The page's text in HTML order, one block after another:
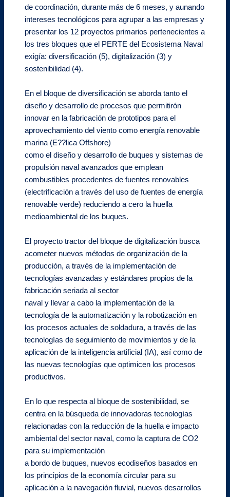
de coordinación, durante más de 6 meses, y aunando
intereses tecnológicos para agrupar a las empresas y
presentar los 12 proyectos primarios pertenecientes a
los tres bloques que el PERTE del Ecosistema Naval
exigía: diversificación (5), digitalización (3) y
sostenibilidad (4).
En el bloque de diversificación se aborda tanto el
diseño y desarrollo de procesos que permitirón
innovar en la fabricación de prototipos para el
aprovechamiento del viento como energía renovable
marina (E??lica Offshore)
como el diseño y desarrollo de buques y sistemas de
propulsión naval avanzados que emplean
combustibles procedentes de fuentes renovables
(electrificación a través del uso de fuentes de energía
renovable verde) reduciendo a cero la huella
medioambiental de los buques.
El proyecto tractor del bloque de digitalización busca
acometer nuevos métodos de organización de la
producción, a través de la implementación de
tecnologías avanzadas y estándares propios de la
fabricación seriada al sector
naval y llevar a cabo la implementación de la
tecnología de la automatización y la robotización en
los procesos actuales de soldadura, a través de las
tecnologías de seguimiento de movimientos y de la
aplicación de la inteligencia artificial (IA), así como de
las nuevas tecnologías que optimicen los procesos
productivos.
En lo que respecta al bloque de sostenibilidad, se
centra en la búsqueda de innovadoras tecnologías
relacionadas con la reducción de la huella e impacto
ambiental del sector naval, como la captura de CO2
para su implementación
a bordo de buques, nuevos ecodiseños basados en
los principios de la economía circular para su
aplicación a la navegación fluvial, nuevos desarrollos